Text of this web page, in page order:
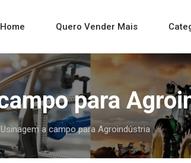
Home Quero Vender Mais
para
Usinagem a campo para Agroindústria